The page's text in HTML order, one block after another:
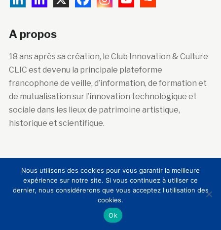
A propos
18 ans après sa création, le Club Innovation & Culture
CLIC est devenu la principale plateforme
francophone de veille, d’information, de formation et
de mutualisation sur l’innovation technologique et
sociale dans les lieux de patrimoine artistique,
historique et scientifique.
Courriel :
Nous utilisons des cookies pour vous garantir la meilleure
expérience sur notre site. Si vous continuez à utiliser ce
dernier, nous considérerons que vous acceptez l'utilisation des
cookies.
Ok